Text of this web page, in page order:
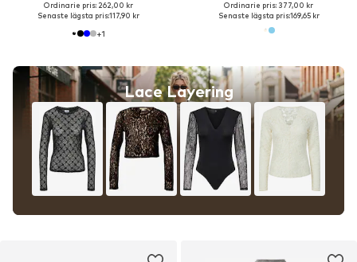
Ordinarie pris: 262,00 kr
Senaste lägsta pris:117,90 kr
+1
Lace Layering
Ordinarie pris: 377,00 kr
Senaste lägsta pris:169,65 kr